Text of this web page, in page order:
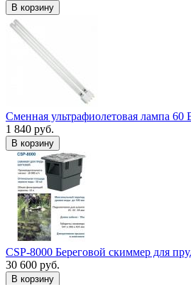
В корзину
Сменная ультрафиолетовая лампа 60
1 840 руб.
В корзину
CSP-8000 Береговой скиммер для
30 600 руб.
В корзину